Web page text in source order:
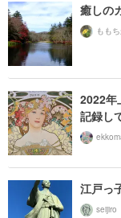
癒しの
もも
2022年
記録し
江戸っ
seijiro